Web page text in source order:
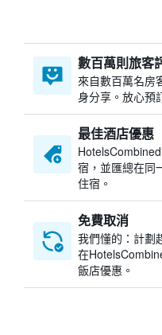
數百萬則旅客
來自數百萬名房
身分享。放心預
最佳酒店優惠
宿，並匯總在同
住宿。
免費取消
我們懂的：計劃
在
飯店優惠。